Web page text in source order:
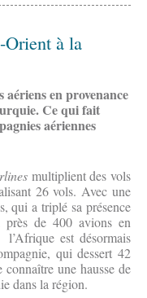
Orient à la
en provenance
Ce qui fait
aériennes
multiplient des vols
26 vols. Avec une
qui a triplé sa présence
près de 400 avions en
est désormais
qui dessert 42
une hausse de
dans la région.